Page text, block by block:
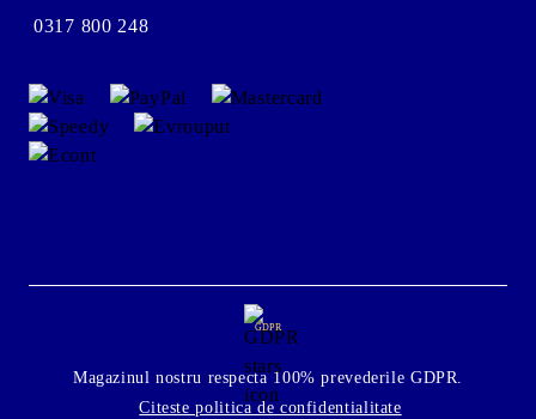
0317 800 248
GDPR
Magazinul nostru respecta 100% prevederile GDPR.
Citeste politica de confidentialitate